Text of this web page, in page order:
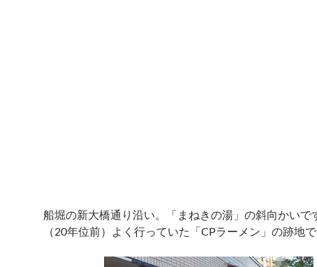
船堀の新大橋通り沿い。「まねきの湯」の斜向かいで
（20年位前）よく行っていた「CPラーメン」の跡地